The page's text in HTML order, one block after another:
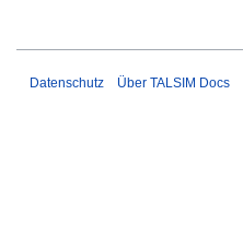
Datenschutz Über TALSIM Docs